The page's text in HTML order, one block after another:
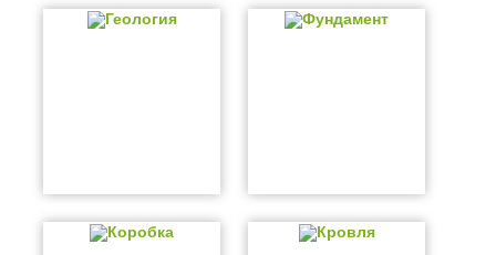
Геология Фундамент
Коробка Кровля